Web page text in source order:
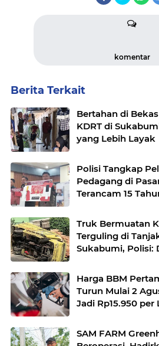
komentar
Berita Terkait
Bertahan di
KDRT di
yang Lebih Layak
Polisi Tangkap
Pedagang di
Terancam 15
Truk Bermuatan
Terguling di
Sukabumi, Polisi:
Harga BBM
Turun Mulai 2
Jadi Rp15.950
SAM FARM